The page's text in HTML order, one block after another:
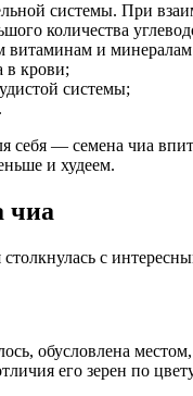
системы. При
количества
и минералам
в крови;
системы;
себя — семена чиа
и худеем.
чиа
с
обусловлена
его зерен по